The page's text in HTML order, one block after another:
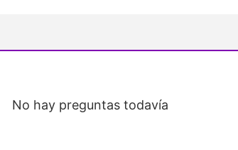
No hay preguntas todavía